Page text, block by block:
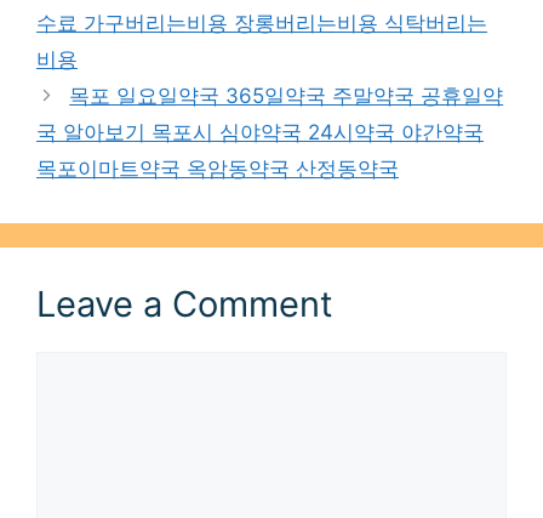
수료 가구버리는비용 장롱버리는비용 식탁버리는
비용
목포 일요일약국 365일약국 주말약국 공휴일약
국 알아보기 목포시 심야약국 24시약국 야간약국
목포이마트약국 옥암동약국 산정동약국
Leave a Comment